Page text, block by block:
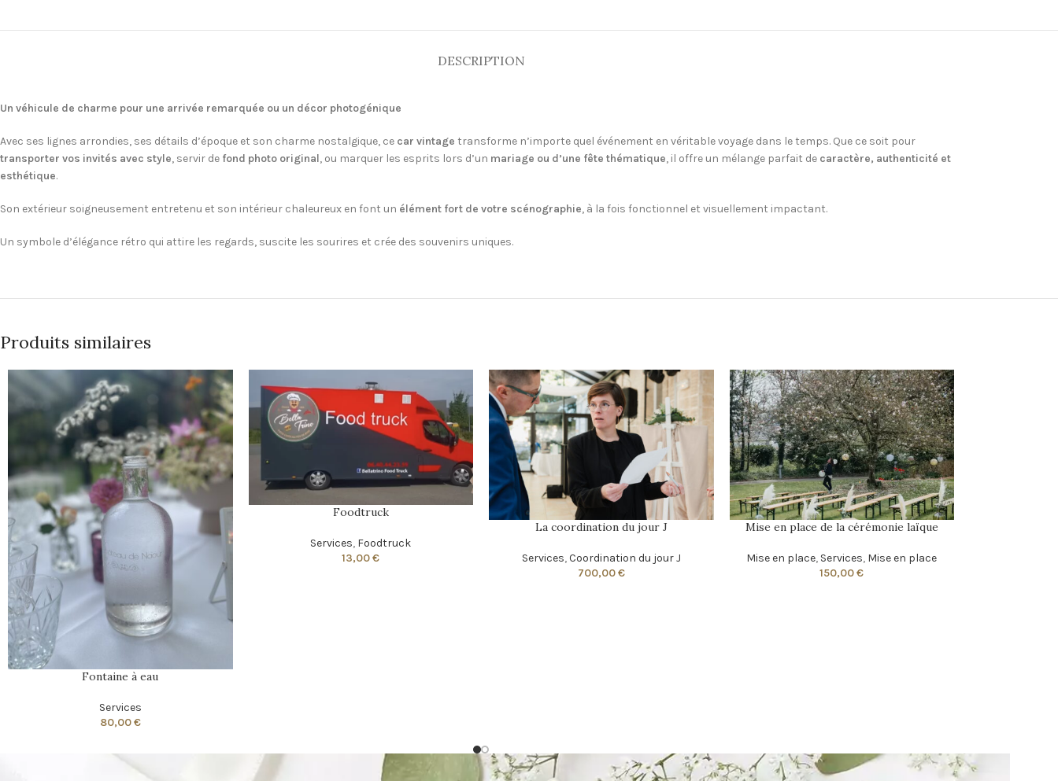
DESCRIPTION
Un véhicule de charme pour une arrivée remarquée ou un décor photogénique
Avec ses lignes arrondies, ses détails d’époque et son charme nostalgique, ce car vintage transforme n’importe quel événement en véritable voyage dans le temps. Que ce soit pour
transporter vos invités avec style, servir de fond photo original, ou marquer les esprits lors d’un mariage ou d’une fête thématique, il offre un mélange parfait de caractère, authenticité et
esthétique.
Son extérieur soigneusement entretenu et son intérieur chaleureux en font un élément fort de votre scénographie, à la fois fonctionnel et visuellement impactant.
Un symbole d’élégance rétro qui attire les regards, suscite les sourires et crée des souvenirs uniques.
Produits similaires
Fontaine à eau
Services
80,00€
Foodtruck
Services, Foodtruck
13,00€
La coordination du jour J
Services,Coordination du jour J
700,00€
Mise en place de la cérémonie laïque
Mise en place, Services, Mise en place
150,00€